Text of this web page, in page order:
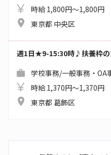
時給 1,800円～1,800円
東京都 中央区
週1日★9-15:30時♪扶養枠
学校事務/一般事務・OA
時給 1,370円～1,370円
東京都 葛飾区